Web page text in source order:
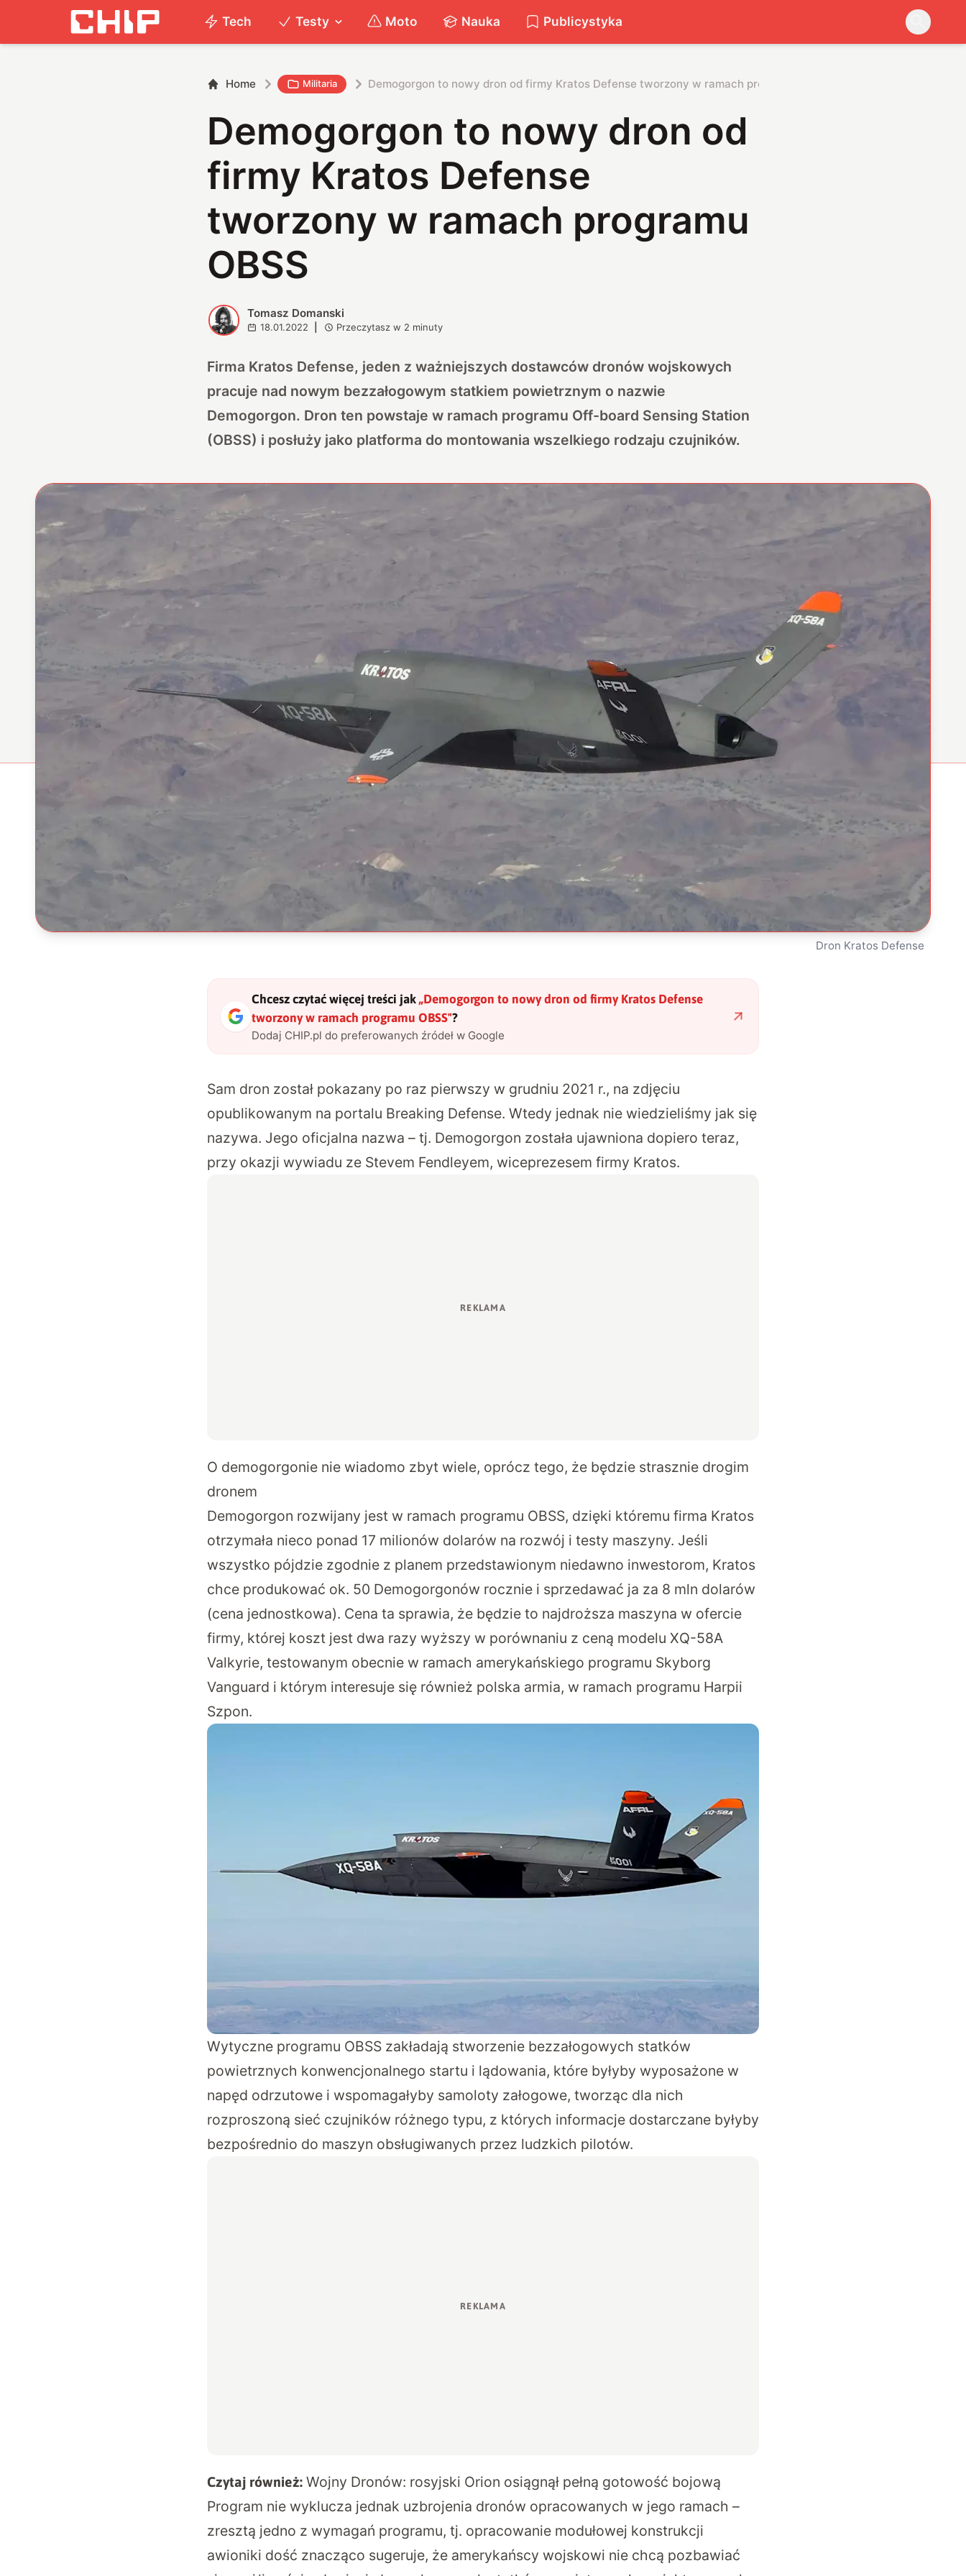
Tech Testy Moto Nauka Publicystyka
Home Militaria Demogorgon to nowy dron od firmy Kratos Defense tworzony w ramach programu OBSS
Demogorgon to nowy dron od
firmy Kratos Defense
tworzony w ramach programu
OBSS
T Tomasz Domanski
18.01.2022 Przeczytasz w 2 minuty
Firma Kratos Defense, jeden z ważniejszych dostawców dronów wojskowych
pracuje nad nowym bezzałogowym statkiem powietrznym o nazwie
Demogorgon. Dron ten powstaje w ramach programu Off-board Sensing Station
(OBSS) i posłuży jako platforma do montowania wszelkiego rodzaju czujników.
Dron Kratos Defense
Chcesz czytać więcej treści jak „Demogorgon to nowy dron od firmy Kratos Defense
tworzony w ramach programu OBSS"?
Dodaj CHIP.pl do preferowanych źródeł w Google
Sam dron został pokazany po raz pierwszy w grudniu 2021 r., na zdjęciu
opublikowanym na portalu Breaking Defense. Wtedy jednak nie wiedzieliśmy jak się
nazywa. Jego oficjalna nazwa – tj. Demogorgon została ujawniona dopiero teraz,
przy okazji wywiadu ze Stevem Fendleyem, wiceprezesem firmy Kratos.
O demogorgonie nie wiadomo zbyt wiele, oprócz tego, że będzie strasznie drogim
dronem
Demogorgon rozwijany jest w ramach programu OBSS, dzięki któremu firma Kratos
otrzymała nieco ponad 17 milionów dolarów na rozwój i testy maszyny. Jeśli
wszystko pójdzie zgodnie z planem przedstawionym niedawno inwestorom, Kratos
chce produkować ok. 50 Demogorgonów rocznie i sprzedawać ja za 8 mln dolarów
(cena jednostkowa). Cena ta sprawia, że będzie to najdroższa maszyna w ofercie
firmy, której koszt jest dwa razy wyższy w porównaniu z ceną modelu XQ-58A
Valkyrie, testowanym obecnie w ramach amerykańskiego programu Skyborg
Vanguard i którym interesuje się również polska armia, w ramach programu Harpii
Szpon.
Wytyczne programu OBSS zakładają stworzenie bezzałogowych statków
powietrznych konwencjonalnego startu i lądowania, które byłyby wyposażone w
napęd odrzutowe i wspomagałyby samoloty załogowe, tworząc dla nich
rozproszoną sieć czujników różnego typu, z których informacje dostarczane byłyby
bezpośrednio do maszyn obsługiwanych przez ludzkich pilotów.
Czytaj również: Wojny Dronów: rosyjski Orion osiągnął pełną gotowość bojową
Program nie wyklucza jednak uzbrojenia dronów opracowanych w jego ramach –
zresztą jedno z wymagań programu, tj. opracowanie modułowej konstrukcji
awioniki dość znacząco sugeruje, że amerykańscy wojskowi nie chcą pozbawiać